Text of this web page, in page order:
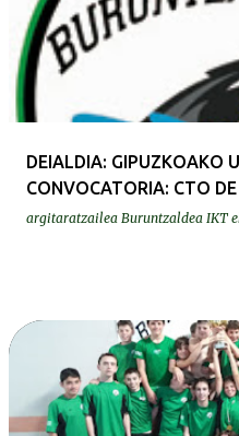
DEIALDIA: GIPUZKOAKO
CONVOCATORIA: CTO
argitaratzailea Buruntzaldea IKT